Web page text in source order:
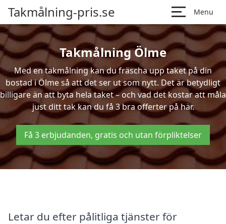
Takmålning-pris.se Menu
Takmålning Ölme
Med en takmålning kan du fräscha upp taket på din
bostad i Ölme så att det ser ut som nytt. Det är betydligt
billigare än att byta hela taket – och vad det kostar att måla
just ditt tak kan du få 3 bra offerter på här.
Få 3 erbjudanden, gratis och utan förpliktelser
Letar du efter pålitliga tjänster för